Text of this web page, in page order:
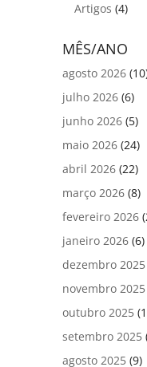
Artigos (4)
MÊS/ANO
agosto 2026
julho 2026 (6)
junho 2026 (5)
maio 2026 (24)
abril 2026 (22)
março 2026 (8)
fevereiro 2026
janeiro 2026 (6)
dezembro 2025
novembro 2025
outubro 2025
setembro 2025
agosto 2025 (9)